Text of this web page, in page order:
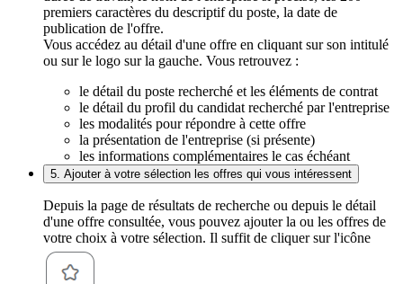
premiers caractères du descriptif du poste, la date de
publication de l'offre.
Vous accédez au détail d'une offre en cliquant sur son intitulé
ou sur le logo sur la gauche. Vous retrouvez :
le détail du poste recherché et les éléments de contrat
le détail du profil du candidat recherché par l'entreprise
les modalités pour répondre à cette offre
la présentation de l'entreprise (si présente)
les informations complémentaires le cas échéant
5. Ajouter à votre sélection les offres qui vous intéressent
Depuis la page de résultats de recherche ou depuis le détail
d'une offre consultée, vous pouvez ajouter la ou les offres de
votre choix à votre sélection. Il suffit de cliquer sur l'icône